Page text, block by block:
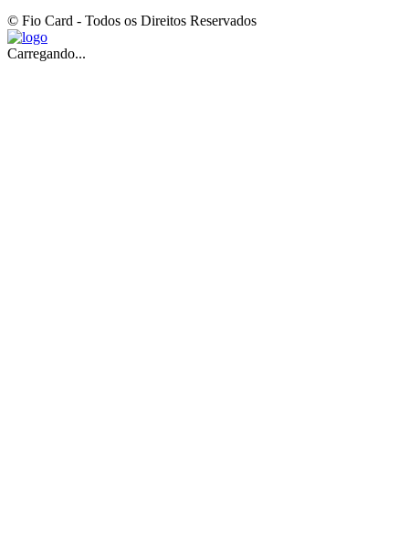
© Fio Card - Todos os Direitos Reservados
Carregando...